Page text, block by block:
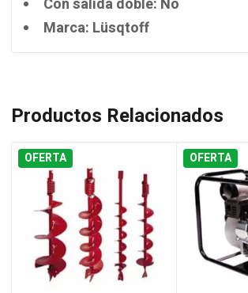
Con salida doble: No
Marca: Lüsqtoff
Productos Relacionados
OFERTA OFERTA